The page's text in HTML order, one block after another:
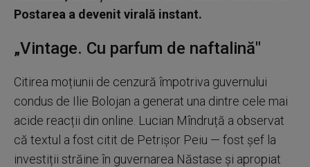
Postarea a devenit virală instant.
„Vintage. Cu parfum de naftalină"
Citirea moțiunii de cenzură împotriva guvernului
condus de Ilie Bolojan a generat una dintre cele mai
acide reacții din online. Lucian Mîndruță a observat
că textul a fost citit de Petrișor Peiu — fost șef la
investiții străine în guvernarea Năstase și apropiat